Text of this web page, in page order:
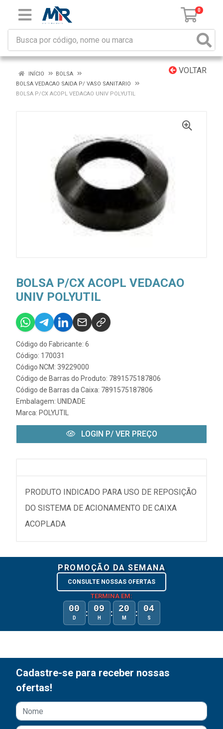
0
VOLTAR
INÍCIO
BOLSA
BOLSA VEDACAO SAIDA P/ VASO SANITARIO
BOLSA P/CX ACOPL VEDACAO UNIV POLYUTIL
BOLSA P/CX ACOPL VEDACAO
UNIV POLYUTIL
Código do Fabricante: 6
Código: 170031
Código NCM: 39229000
Código de Barras do Produto: 7891575187806
Código de Barras da Caixa: 7891575187806
Embalagem: UNIDADE
Marca: POLYUTIL
LOGIN P/ VER PREÇO
PRODUTO INDICADO PARA USO DE REPOSIÇÃO
DO SISTEMA DE ACIONAMENTO DE CAIXA
ACOPLADA
PROMOÇÃO DA SEMANA
CONSULTE NOSSAS OFERTAS
TERMINA EM:
00
D : 09
H : 20
M : 03
S
Cadastre-se para receber nossas
ofertas!